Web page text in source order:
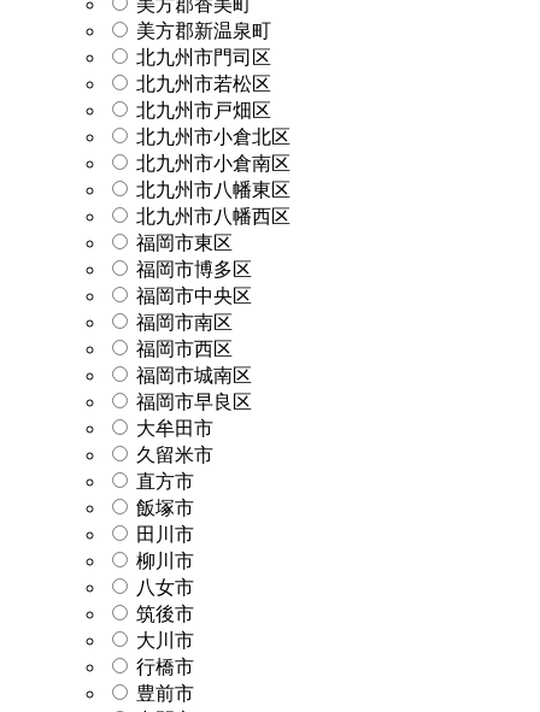
美方郡新温泉町
北九州市門司区
北九州市若松区
北九州市戸畑区
北九州市小倉北区
北九州市小倉南区
北九州市八幡東区
北九州市八幡西区
福岡市東区
福岡市博多区
福岡市中央区
福岡市南区
福岡市西区
福岡市城南区
福岡市早良区
大牟田市
久留米市
直方市
飯塚市
田川市
柳川市
八女市
筑後市
大川市
行橋市
豊前市